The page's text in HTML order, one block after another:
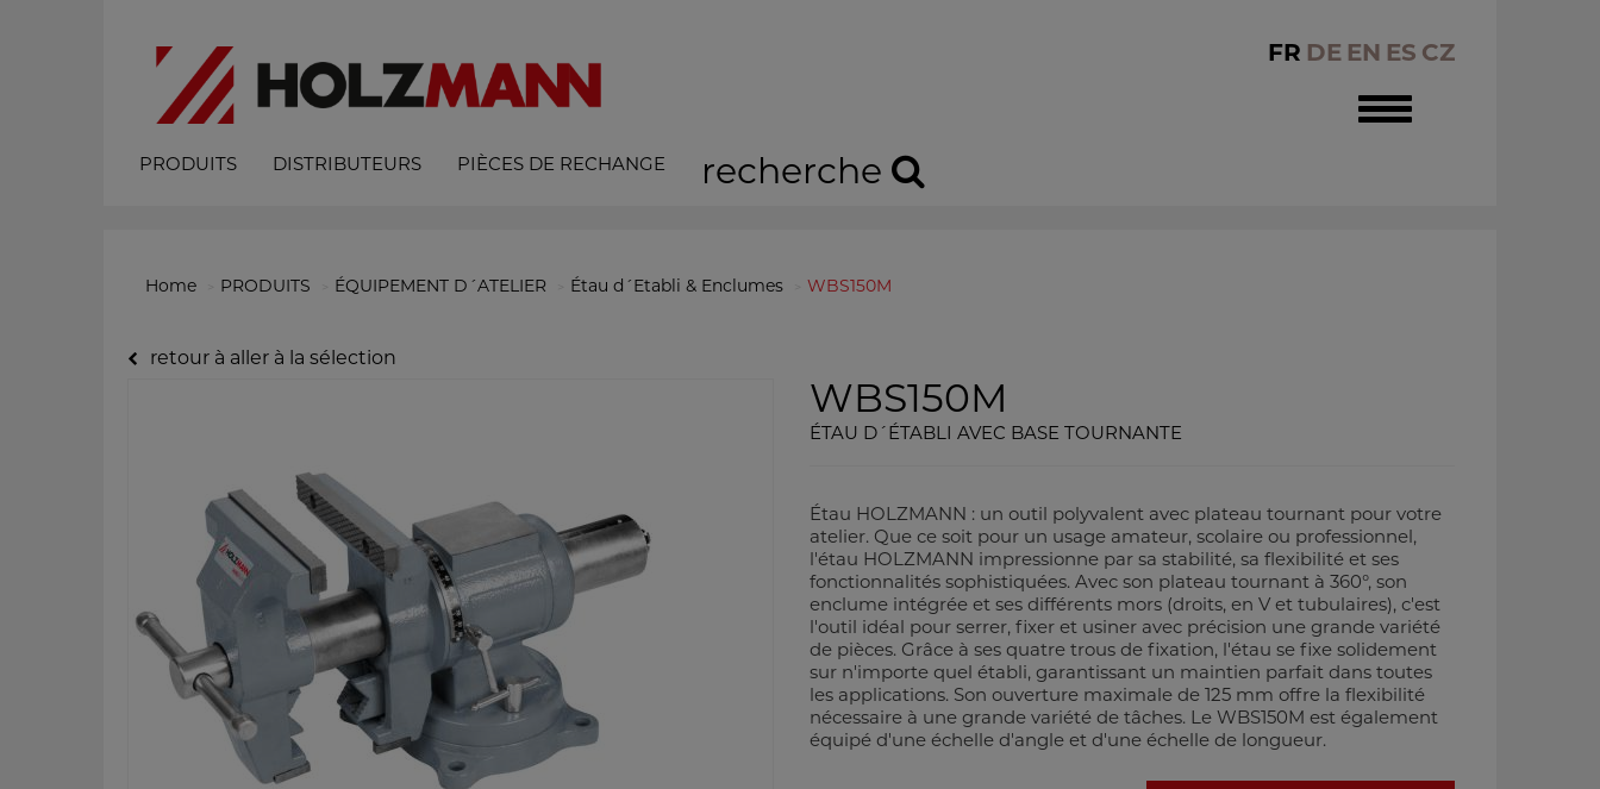
Toggle
navigation
FR DE EN ES CZ
PRODUITS DISTRIBUTEURS PIÈCES DE RECHANGE recherche
Home PRODUITS ÉQUIPEMENT D´ATELIER Étau d´Etabli & Enclumes WBS150M
retour à aller à la sélection
WBS150M
ÉTAU D´ÉTABLI AVEC BASE TOURNANTE
Étau HOLZMANN : un outil polyvalent avec plateau tournant pour votre
atelier. Que ce soit pour un usage amateur, scolaire ou professionnel,
l'étau HOLZMANN impressionne par sa stabilité, sa flexibilité et ses
fonctionnalités sophistiquées. Avec son plateau tournant à 360°, son
enclume intégrée et ses différents mors (droits, en V et tubulaires), c'est
l'outil idéal pour serrer, fixer et usiner avec précision une grande variété
de pièces. Grâce à ses quatre trous de fixation, l'étau se fixe solidement
sur n'importe quel établi, garantissant un maintien parfait dans toutes
les applications. Son ouverture maximale de 125 mm offre la flexibilité
nécessaire à une grande variété de tâches. Le WBS150M est également
équipé d'une échelle d'angle et d'une échelle de longueur.